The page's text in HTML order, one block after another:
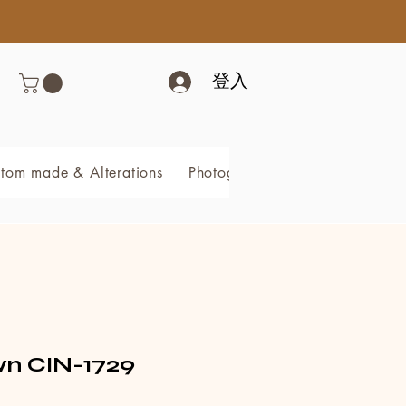
登入
made & Alterations Photography & Video
CIN-1729